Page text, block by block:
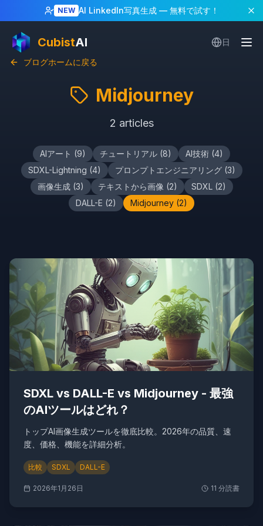
NEW AI LinkedIn写真生成— 無料で試す！
CubistAI
日
ブログホームに戻る
Midjourney
2 articles
AIアート (9) チュートリアル (8) AI技術 (4)
SDXL-Lightning (4) プロンプトエンジニアリング(3)
画像生成(3) テキストから画像 (2) SDXL (2)
DALL-E (2) Midjourney (2)
SDXL vs DALL-E vs Midjourney - 最強
のAIツールはどれ？
トップAI画像生成ツールを徹底比較。2026年の品質、速
度、価格、機能を詳細分析。
比較 SDXL DALL-E
2026年1月26日 11 分読書